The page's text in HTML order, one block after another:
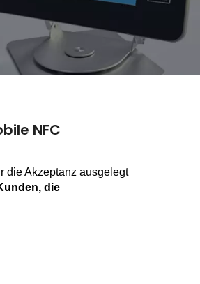
NFC
die Akzeptanz ausgelegt
die